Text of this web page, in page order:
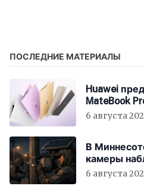
ПОСЛЕДНИЕ МАТЕРИАЛЫ
Huawei
MateBook
6 августа
В
камеры
6 августа